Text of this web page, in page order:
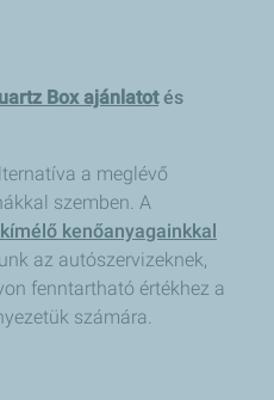
Box ajánlatotés
a meglévő
szemben. A
kenőanyagainkkal
az autószervizeknek,
fenntartható értékhez a
számára.